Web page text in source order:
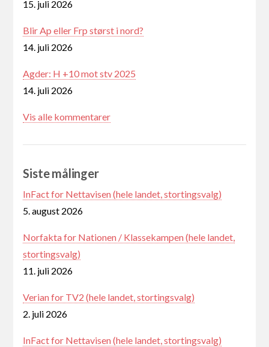
15. juli 2026
Blir Ap eller Frp størst i nord?
14. juli 2026
Agder: H +10 mot stv 2025
14. juli 2026
Vis alle kommentarer
Siste målinger
InFact for Nettavisen (hele landet, stortingsvalg)
5. august 2026
Norfakta for Nationen / Klassekampen (hele landet,
stortingsvalg)
11. juli 2026
Verian for TV2 (hele landet, stortingsvalg)
2. juli 2026
InFact for Nettavisen (hele landet, stortingsvalg)